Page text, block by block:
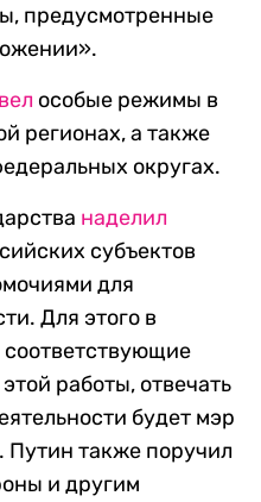
предусмотренные
особые режимы в
регионах, а также
округах.
наделил
субъектов
для
Для этого в
соответствующие
работы, отвечать
будет мэр
также поручил
и другим